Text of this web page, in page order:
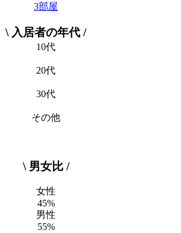
3部屋
\ 入居者の年代 /
10代
20代
30代
その他
\ 男女比 /
女性
45%
男性
55%